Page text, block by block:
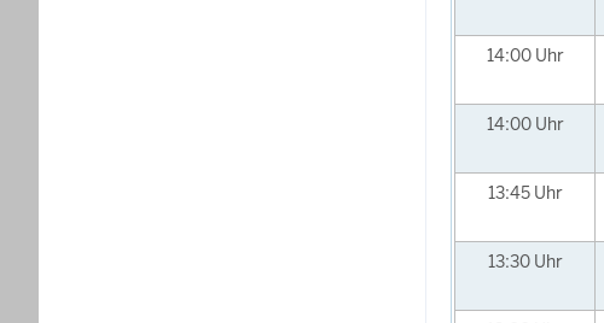
14:00 Uhr
14:00 Uhr
13:45 Uhr
13:30 Uhr